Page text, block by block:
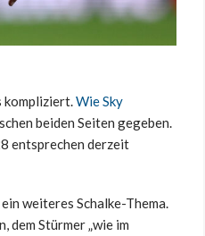
kompliziert.Wie Sky
beiden Seiten gegeben.
entsprechen derzeit
weiteres Schalke-Thema.
Stürmer „wie im